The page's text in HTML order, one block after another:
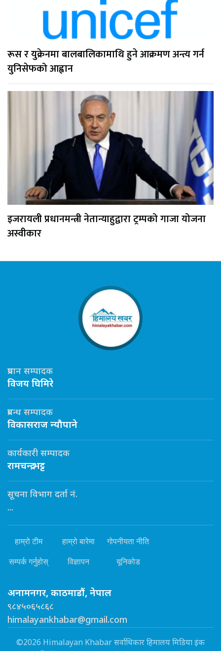
रूस र युक्रेनमा बालबालिकामाथि हुने आक्रमण अन्त्य गर्न
युनिसेफको आह्वान
इजरायली प्रधानमन्त्री नेतान्याहुद्वारा ट्रम्पको गाजा योजना
अस्वीकार
प्रधान सम्पादक
विजय घिमिरे
प्रबन्ध सम्पादक
विकासराज न्यौपाने
कार्यकारी सम्पादक
रामचन्द्र भट्ट
सूचना विभाग दर्ता नं.
...
हाम्रो टीम हाम्रो बारेमा गोपनीयता नीति
सम्पर्क गर्नुहोस् विज्ञापन यूनिकोड
अनामनगर, काठमाडौं, नेपाल
९८४५०६५८६८
himalayankhabar@gmail.com
©2026 Himalayan Khabar सर्वाधिकार हिमालय मिडिया इंक